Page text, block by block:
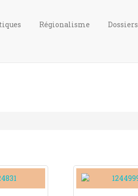
Régionalisme Dossiers